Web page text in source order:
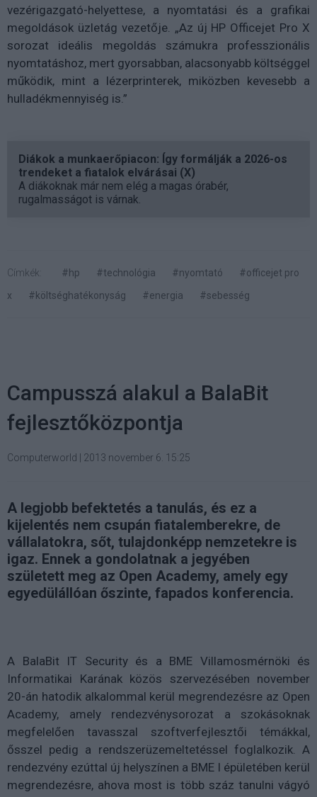
vezérigazgató-helyettese, a nyomtatási és a grafikai
megoldások üzletág vezetője. „Az új HP Officejet Pro X
sorozat ideális megoldás számukra professzionális
nyomtatáshoz, mert gyorsabban, alacsonyabb költséggel
működik, mint a lézerprinterek, miközben kevesebb a
hulladékmennyiség is.”
Diákok a munkaerőpiacon: Így formálják a 2026-os
trendeket a fiatalok elvárásai (X)
A diákoknak már nem elég a magas órabér,
rugalmasságot is várnak.
Címkék: #hp #technológia #nyomtató
#officejet pro
x
#költséghatékonyság #energia #sebesség
Campusszá alakul a BalaBit
fejlesztőközpontja
Computerworld 2013 november 6. 15:25
A legjobb befektetés a tanulás, és ez a
kijelentés nem csupán fiatalemberekre, de
vállalatokra, sőt, tulajdonképp nemzetekre is
igaz. Ennek a gondolatnak a jegyében
született meg az Open Academy, amely egy
egyedülállóan őszinte, fapados konferencia.
A BalaBit IT Security és a BME Villamosmérnöki és
Informatikai Karának közös szervezésében november
20-án hatodik alkalommal kerül megrendezésre az Open
Academy, amely rendezvénysorozat a szokásoknak
megfelelően tavasszal szoftverfejlesztői témákkal,
ősszel pedig a rendszerüzemeltetéssel foglalkozik. A
rendezvény ezúttal új helyszínen a BME I épületében kerül
megrendezésre, ahova most is több száz tanulni vágyó